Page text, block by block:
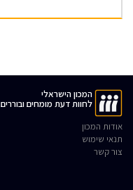
המכון הישראלי
לחוות דעת מומחים ובוררים
אודות המכון
תנאי שימוש
צור קשר